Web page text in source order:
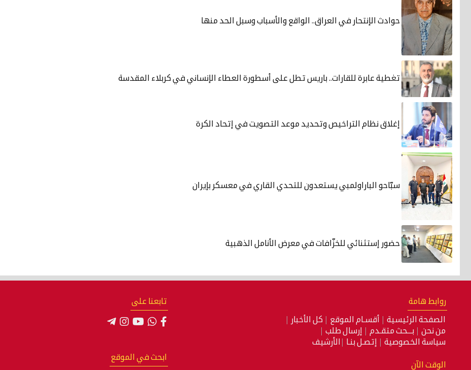
حوادث الإنتحار في العراق.. الواقع والأسباب وسبل الحد منها
تغطية عابرة للقارات.. باريس تطل على أسطورة العطاء الإنساني في كربلاء المقدسة
إغلاق نظام التراخيص وتحديد موعد التصويت في إتحاد الكرة
سبّاحو الباراولمبي يستعدون للتحدي القاري في معسكر بإيران
حضور إستثنائي للخزّافات في معرض الأنامل الذهبية
روابط هامة
الصفحة الرئيسية أقسـام الموقع
كل الأخبار
من نحن
بـــحث متقـدم
إرسال طلب
سياسة الخصوصية
إتصـل بنـا الأرشيف
تابعنا على
الوقت الآن
ابحث في الموقع